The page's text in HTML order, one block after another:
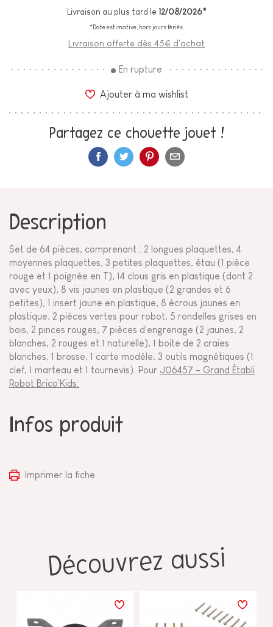
Livraison au plus tard le 12/08/2026*
*Date estimative, hors jours fériés.
Livraison offerte dès 45€ d'achat
En rupture
Ajouter à ma wishlist
Partagez ce chouette jouet !
Description
Set de 64 pièces, comprenant : 2 longues plaquettes, 4
moyennes plaquettes, 3 petites plaquettes, étau (1 pièce
rouge et 1 poignée en T), 14 clous gris en plastique (dont 2
avec yeux), 8 vis jaunes en plastique (2 grandes et 6
petites), 1 insert jaune en plastique, 8 écrous jaunes en
plastique, 2 pièces vertes pour robot, 5 rondelles grises en
bois, 2 pinces rouges, 7 pièces d'engrenage (2 jaunes, 2
blanches, 2 rouges et 1 naturelle), 1 boite de 2 craies
blanches, 1 brosse, 1 carte modèle, 3 outils magnétiques (1
clef, 1 marteau et 1 tournevis). Pour J06457 - Grand Établi
Robot Brico'Kids.
Infos produit
Imprimer la fiche
Découvrez aussi